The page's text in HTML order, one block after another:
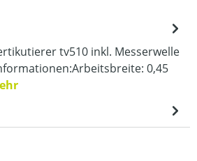
tv510 inkl. Messerwelle
0,45